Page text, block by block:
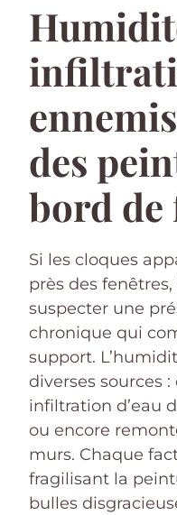
des
bord de
Si les cloques
près des
suspecter une
chronique qui
support.
diverses sources
infiltration d’eau
ou encore
murs. Chaque
fragilisant la
bulles